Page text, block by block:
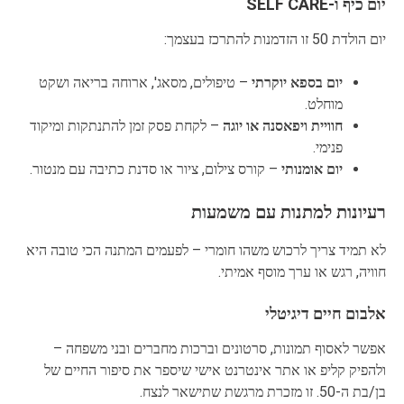
יום כיף ו-SELF CARE
יום הולדת 50 זו הזדמנות להתרכז בעצמך:
יום בספא יוקרתי – טיפולים, מסאג', ארוחה בריאה ושקט
מוחלט.
חוויית ויפאסנה או יוגה – לקחת פסק זמן להתנתקות ומיקוד
פנימי.
יום אומנותי – קורס צילום, ציור או סדנת כתיבה עם מנטור.
רעיונות למתנות עם משמעות
לא תמיד צריך לרכוש משהו חומרי – לפעמים המתנה הכי טובה היא
חוויה, רגש או ערך מוסף אמיתי.
אלבום חיים דיגיטלי
אפשר לאסוף תמונות, סרטונים וברכות מחברים ובני משפחה –
ולהפיק קליפ או אתר אינטרנט אישי שיספר את סיפור החיים של
בן/בת ה-50. זו מזכרת מרגשת שתישאר לנצח.